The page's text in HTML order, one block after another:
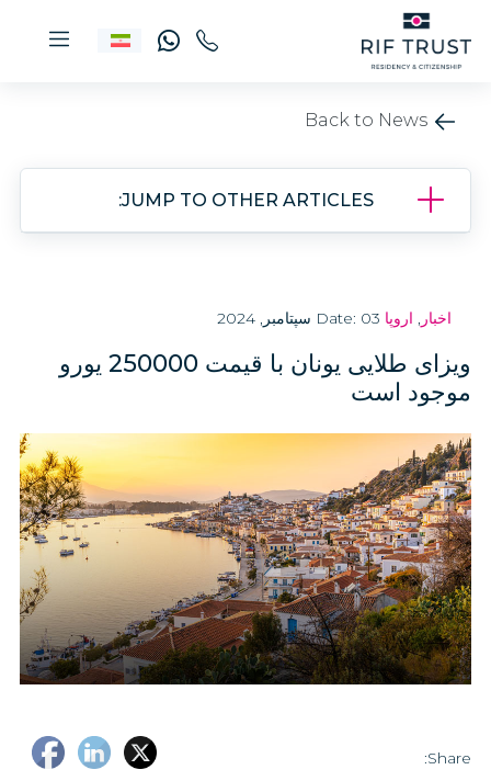
JUMP TO OTHER ARTICLES:
اخبار , اروپا
ویزای طلایی یونان با قیمت 250000 یورو
موجود است
Share: